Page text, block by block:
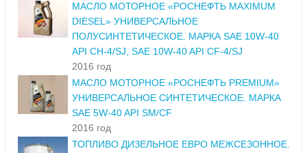
МАСЛО МОТОРНОЕ «РОСНЕФТЬ MAXIMUM
DIESEL» УНИВЕРСАЛЬНОЕ
ПОЛУСИНТЕТИЧЕСКОЕ. МАРКА SAE 10W-40
API CH-4/SJ, SAE 10W-40 API CF-4/SJ
2016 год
МАСЛО МОТОРНОЕ «РОСНЕФТЬ PREMIUM»
УНИВЕРСАЛЬНОЕ СИНТЕТИЧЕСКОЕ. МАРКА
SAE 5W-40 API SM/CF
2016 год
ТОПЛИВО ДИЗЕЛЬНОЕ ЕВРО МЕЖСЕЗОННОЕ.